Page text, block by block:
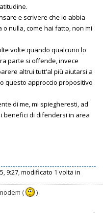
e scrivere che io abbia
nulla, come hai fatto, non mi
volte quando qualcuno lo
parte si offende, invece
altrui tutt'al più aiutarsi a
questo approccio propositivo
di me, mi spiegheresti, ad
benefici di difendersi in area
9:27, modificato 1 volta in
(
)